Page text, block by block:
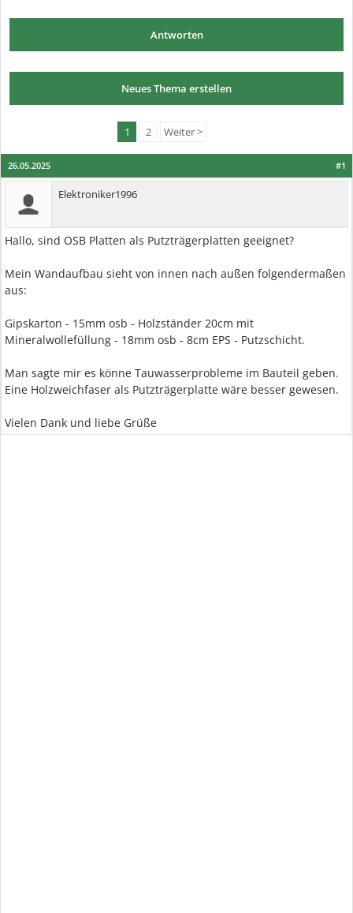
Antworten
Neues Thema erstellen
1 2 Weiter >
#1
26.05.2025
Elektroniker1996
Hallo, sind OSB Platten als Putzträgerplatten geeignet?
Mein Wandaufbau sieht von innen nach außen folgendermaßen
aus:
Gipskarton - 15mm osb - Holzständer 20cm mit
Mineralwollefüllung - 18mm osb - 8cm EPS - Putzschicht.
Man sagte mir es könne Tauwasserprobleme im Bauteil geben.
Eine Holzweichfaser als Putzträgerplatte wäre besser gewesen.
Vielen Dank und liebe Grüße